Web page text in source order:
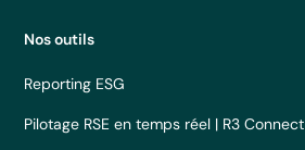
Nos outils
Reporting ESG
Pilotage RSE en temps réel | R3 Connect